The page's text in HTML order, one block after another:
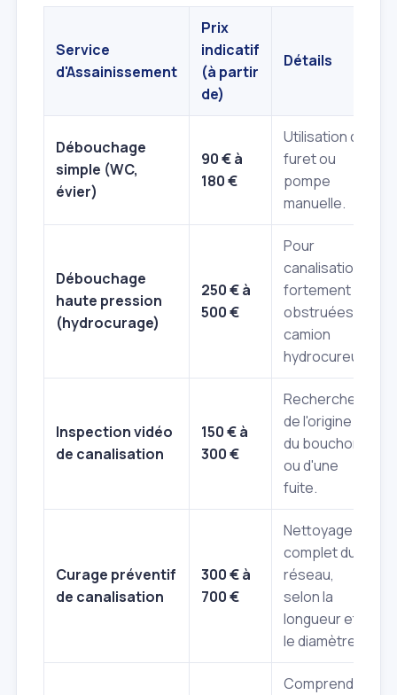
Service
d'Assainissement
Prix
indicatif
(à partir
de)
Détails
Débouchage
simple (WC,
évier)
90 € à
180 €
Utilisation de
furet ou
pompe
manuelle.
Débouchage
haute pression
(hydrocurage)
250 € à
500 €
Pour
canalisations
fortement
obstruées,
camion
hydrocureur.
Inspection vidéo
de canalisation
150 € à
300 €
Recherche
de l'origine
du bouchon
ou d'une
fuite.
Curage préventif
de canalisation
300 € à
700 €
Nettoyage
complet du
réseau,
selon la
longueur et
le diamètre.
Comprend la